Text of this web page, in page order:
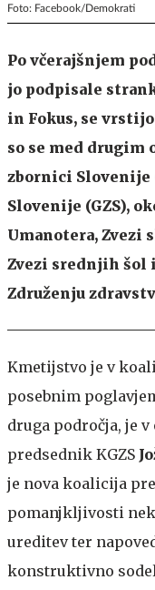
Foto: Facebook/Demokrati
Po včerajšnjem
jo podpisale
in Fokus, se
so se med drugim
zbornici Slovenije
Slovenije (GZS),
Umanotera, Zvezi
Zvezi srednjih šol
Združenju
Kmetijstvo je v
posebnim
druga področja, je
predsednik KGZS
je nova koalicija
pomanjkljivosti
ureditev ter
konstruktivno